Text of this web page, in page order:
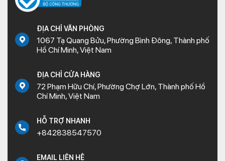
ĐỊA CHỈ VĂN PHÒNG
1067 Tạ Quang Bửu, Phường Bình Đông, Thành phố
Hồ Chí Minh, Việt Nam
ĐỊA CHỈ CỬA HÀNG
72 Phạm Hữu Chí, Phường Chợ Lớn, Thành phố Hồ
Chí Minh, Việt Nam
HỖ TRỢ NHANH
+842838547570
EMAIL LIÊN HỆ